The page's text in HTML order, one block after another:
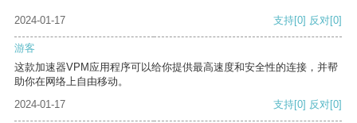
2024-01-17 支持[0] 反对[0]
游客
这款加速器VPM应用程序可以给你提供最高速度和安全性的连接，并帮
助你在网络上自由移动。
2024-01-17
支持[0] 反对[0]